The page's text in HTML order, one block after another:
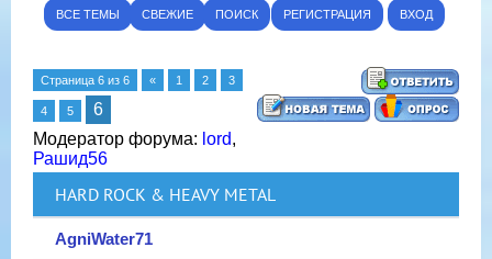
ВСЕ ТЕМЫ СВЕЖИЕ ПОИСК РЕГИСТРАЦИЯ ВХОД
Страница 6 из 6 « 1 2 3
4 5
6
Модератор форума: lord,
Рашид56
HARD ROCK & HEAVY METAL
AgniWater71